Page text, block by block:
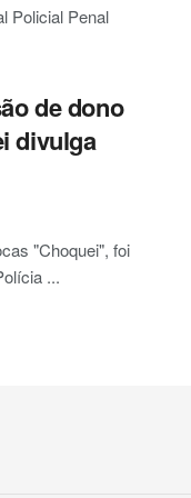
Policial Penal
de dono
divulga
"Choquei", foi
...